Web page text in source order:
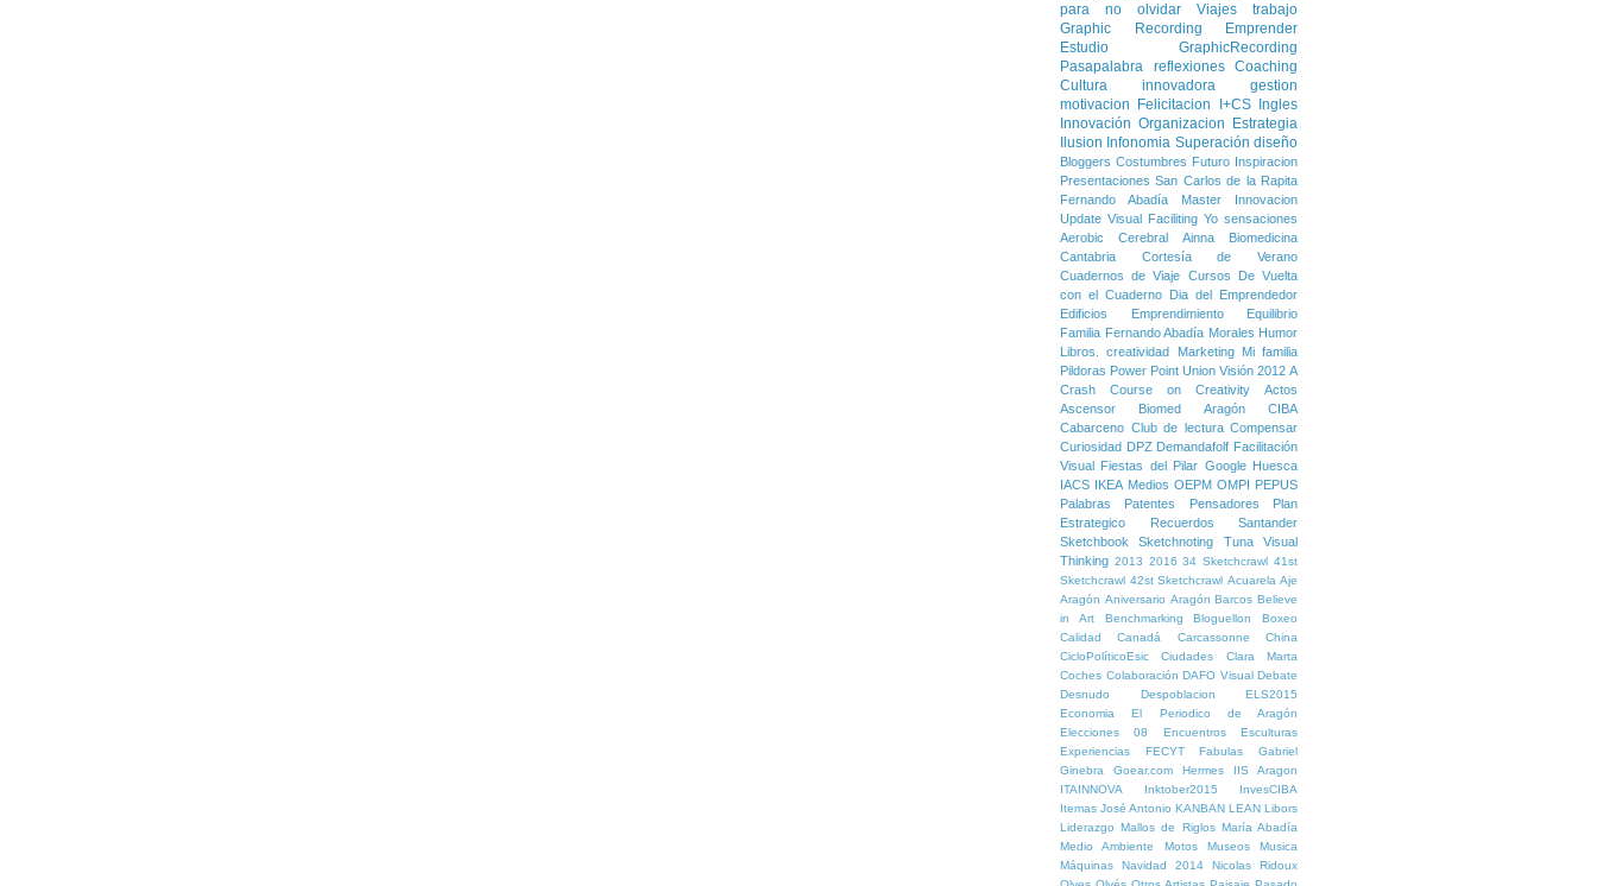
para no olvidar
Viajes
trabajo
Graphic Recording
Emprender
Estudio
GraphicRecording
Pasapalabra
reflexiones
Coaching
Cultura innovadora
gestion
motivacion
Felicitacion I+CS
Ingles
Innovación Organizacion
Estrategia
Ilusion Infonomia Superación diseño
Bloggers Costumbres Futuro Inspiracion
Presentaciones San Carlos de la Rapita
Fernando Abadía
Master Innovacion
Update Visual Faciliting Yo sensaciones
Aerobic Cerebral
Ainna
Biomedicina
Cantabria
Cortesía de Verano
Cuadernos de Viaje Cursos
De Vuelta
con el Cuaderno Dia del Emprendedor
Edificios
Emprendimiento
Equilibrio
Familia Fernando Abadía Morales Humor
Libros. creatividad
Marketing
Mi familia
Pildoras Power Point Union Visión 2012 A
Crash Course on Creativity
Actos
Ascensor
Biomed Aragón
CIBA
Cabarceno Club de lectura Compensar
Curiosidad DPZ Demandafolf Facilitación
Visual Fiestas del Pilar Google Huesca
IACS IKEA Medios OEPM OMPI PEPUS
Palabras
Patentes Pensadores
Plan
Estrategico
Recuerdos
Santander
Sketchbook
Sketchnoting Tuna
Visual
Thinking 2013 2016 34 Sketchcrawl 41st
Sketchcrawl 42st Sketchcrawl Acuarela Aje
Aragón Aniversario Aragón Barcos Believe
in Art
Benchmarking Bloguellon
Boxeo
Calidad
Canadá Carcassonne
China
CicloPolíticoEsic
Ciudades
Clara Marta
Coches Colaboración DAFO Visual Debate
Desnudo
Despoblacion
ELS2015
Economia
El Periodico de Aragón
Elecciones 08
Encuentros
Esculturas
Experiencias
FECYT Fabulas
Gabriel
Ginebra
Goear.com Hermes
IIS Aragon
ITAINNOVA
Inktober2015
InvesCIBA
Itemas José Antonio KANBAN LEAN Libors
Liderazgo Mallos de Riglos María Abadía
Medio Ambiente
Motos Museos
Musica
Máquinas
Navidad 2014
Nicolas Ridoux